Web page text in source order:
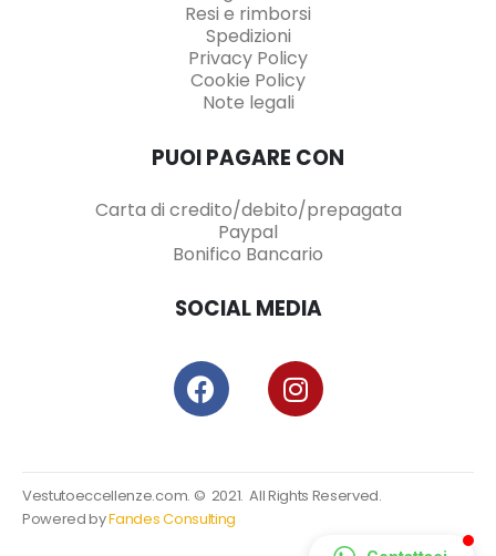
Resi e rimborsi
Spedizioni
Privacy Policy
Cookie Policy
Note legali
PUOI PAGARE CON
Carta di credito/debito/prepagata
Paypal
Bonifico Bancario
SOCIAL MEDIA
Vestutoeccellenze.com. © 2021. All Rights Reserved.
Powered byFandes Consulting